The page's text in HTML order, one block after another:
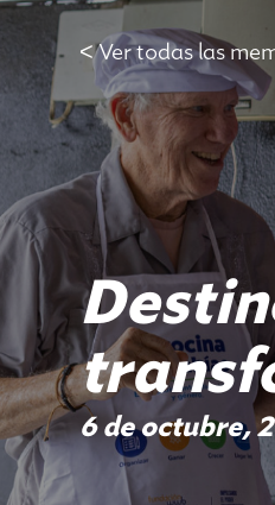
6 de octubre,
< Ver todas las